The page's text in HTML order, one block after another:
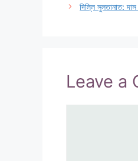
দিল্লি সুলতানাত:
Leave a